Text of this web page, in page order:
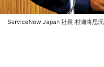
ServiceNow Japan 社長 村瀬将思氏